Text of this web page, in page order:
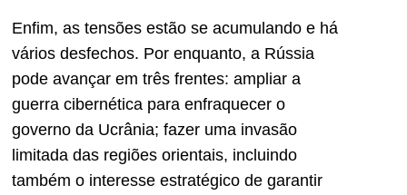
Enfim, as tensões estão se acumulando e há
vários desfechos. Por enquanto, a Rússia
pode avançar em três frentes: ampliar a
guerra cibernética para enfraquecer o
governo da Ucrânia; fazer uma invasão
limitada das regiões orientais, incluindo
também o interesse estratégico de garantir